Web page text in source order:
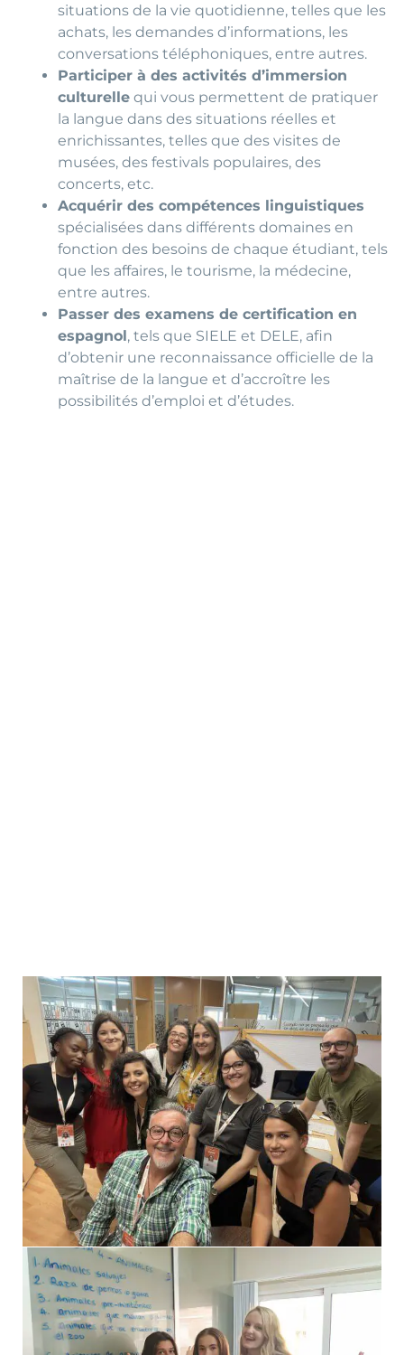
situations de la vie quotidienne, telles que les
achats, les demandes d’informations, les
conversations téléphoniques, entre autres.
Participer à des activités d’immersion
culturelle qui vous permettent de pratiquer
la langue dans des situations réelles et
enrichissantes, telles que des visites de
musées, des festivals populaires, des
concerts, etc.
Acquérir des compétences linguistiques
spécialisées dans différents domaines en
fonction des besoins de chaque étudiant, tels
que les affaires, le tourisme, la médecine,
entre autres.
Passer des examens de certification en
espagnol, tels que SIELE et DELE, afin
d’obtenir une reconnaissance officielle de la
maîtrise de la langue et d’accroître les
possibilités d’emploi et d’études.